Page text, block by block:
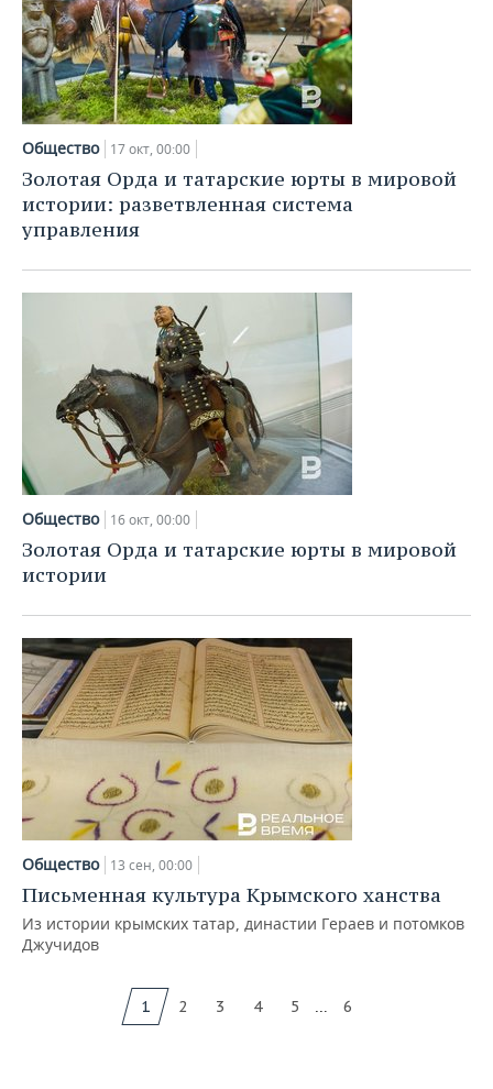
Общество 17 окт, 00:00
Золотая Орда и татарские юрты в мировой
истории: разветвленная система
управления
Общество 16 окт, 00:00
Золотая Орда и татарские юрты в мировой
истории
Общество 13 сен, 00:00
Письменная культура Крымского ханства
Из истории крымских татар, династии Гераев и потомков
Джучидов
1 2 3 4 5 ... 6